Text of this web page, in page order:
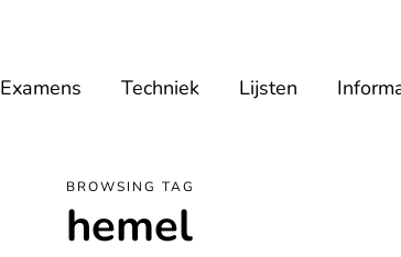
Examens Techniek Lijsten
BROWSING TAG
hemel